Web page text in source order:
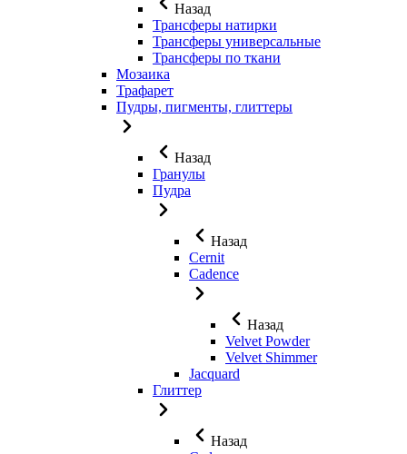
Назад
Трансферы натирки
Трансферы универсальные
Трансферы по ткани
Мозаика
Трафарет
Пудры, пигменты, глиттеры
Назад
Гранулы
Пудра
Назад
Cernit
Cadence
Назад
Velvet Powder
Velvet Shimmer
Jaсquard
Глиттер
Назад